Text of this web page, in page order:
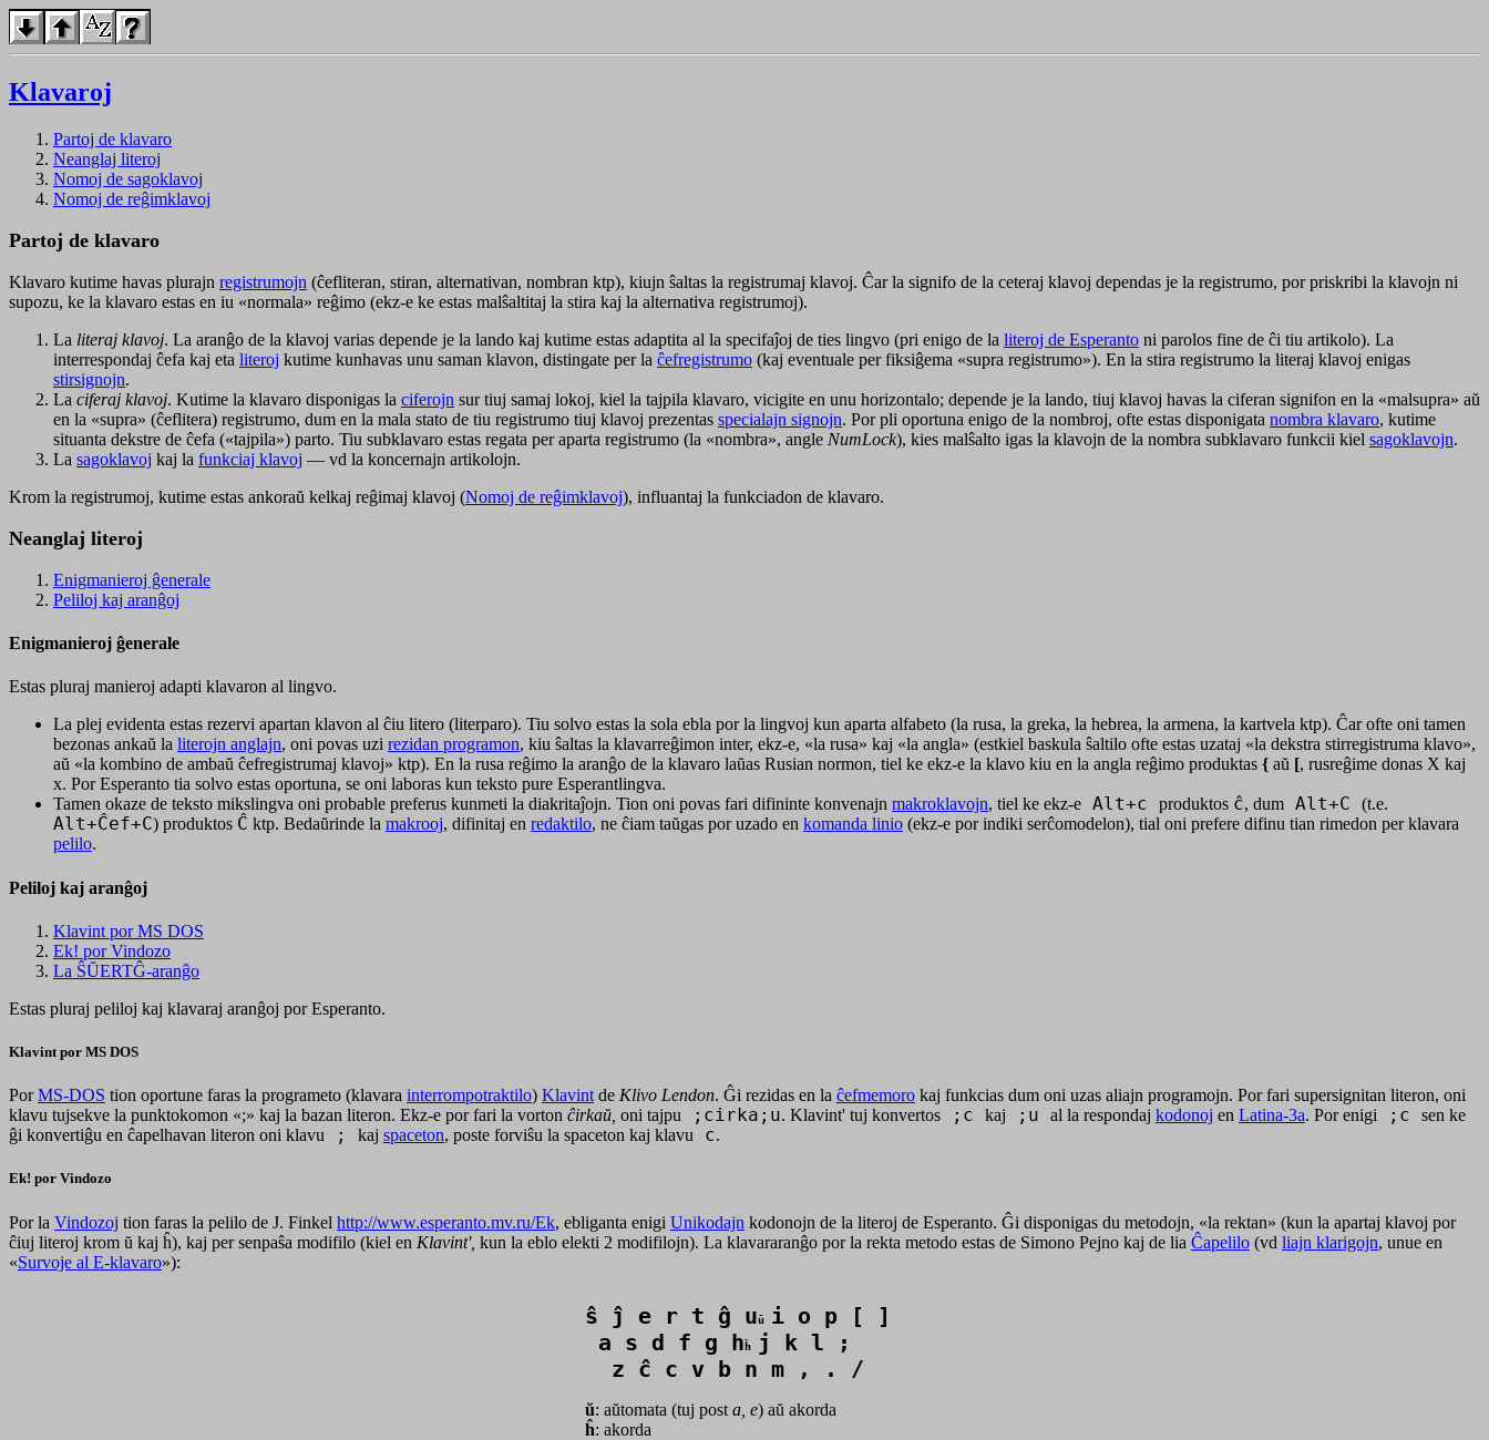
Klavaroj
Partoj de klavaro
Neanglaj literoj
Nomoj de sagoklavoj
Nomoj de reĝimklavoj
Partoj de klavaro
Klavaro kutime havas plurajn registrumojn (ĉefliteran, stiran, alternativan, nombran ktp), kiujn ŝaltas la registrumaj klavoj. Ĉar la signifo de la ceteraj klavoj dependas je la registrumo, por priskribi la klavojn ni
supozu, ke la klavaro estas en iu «normala» reĝimo (ekz-e ke estas malŝaltitaj la stira kaj la alternativa registrumoj).
La literaj klavoj. La aranĝo de la klavoj varias depende je la lando kaj kutime estas adaptita al la specifaĵoj de ties lingvo (pri enigo de la literoj de Esperanto ni parolos fine de ĉi tiu artikolo). La
interrespondaj ĉefa kaj eta literoj kutime kunhavas unu saman klavon, distingate per la ĉefregistrumo (kaj eventuale per fiksiĝema «supra registrumo»). En la stira registrumo la literaj klavoj enigas
stirsignojn.
La ciferaj klavoj. Kutime la klavaro disponigas la ciferojn sur tiuj samaj lokoj, kiel la tajpila klavaro, vicigite en unu horizontalo; depende je la lando, tiuj klavoj havas la ciferan signifon en la «malsupra» aŭ
en la «supra» (ĉeflitera) registrumo, dum en la mala stato de tiu registrumo tiuj klavoj prezentas specialajn signojn. Por pli oportuna enigo de la nombroj, ofte estas disponigata nombra klavaro, kutime
situanta dekstre de ĉefa («tajpila») parto. Tiu subklavaro estas regata per aparta registrumo (la «nombra», angle NumLock), kies malŝalto igas la klavojn de la nombra subklavaro funkcii kiel sagoklavojn.
La sagoklavoj kaj la funkciaj klavoj — vd la koncernajn artikolojn.
Krom la registrumoj, kutime estas ankoraŭ kelkaj reĝimaj klavoj (Nomoj de reĝimklavoj), influantaj la funkciadon de klavaro.
Neanglaj literoj
Enigmanieroj ĝenerale
Peliloj kaj aranĝoj
Enigmanieroj ĝenerale
Estas pluraj manieroj adapti klavaron al lingvo.
La plej evidenta estas rezervi apartan klavon al ĉiu litero (literparo). Tiu solvo estas la sola ebla por la lingvoj kun aparta alfabeto (la rusa, la greka, la hebrea, la armena, la kartvela ktp). Ĉar ofte oni tamen
bezonas ankaŭ la literojn anglajn, oni povas uzi rezidan programon, kiu ŝaltas la klavarreĝimon inter, ekz-e, «la rusa» kaj «la angla» (estkiel baskula ŝaltilo ofte estas uzataj «la dekstra stirregistruma klavo»,
aŭ «la kombino de ambaŭ ĉefregistrumaj klavoj» ktp). En la rusa reĝimo la aranĝo de la klavaro laŭas Rusian normon, tiel ke ekz-e la klavo kiu en la angla reĝimo produktas { aŭ [, rusreĝime donas X kaj
x. Por Esperanto tia solvo estas oportuna, se oni laboras kun teksto pure Esperantlingva.
Tamen okaze de teksto mikslingva oni probable preferus kunmeti la diakritaĵojn. Tion oni povas fari difininte konvenajn makroklavojn, tiel ke ekz-e Alt+c produktos ĉ, dum Alt+C (t.e.
Alt+Ĉef+C) produktos Ĉ ktp. Bedaŭrinde la makrooj, difinitaj en redaktilo, ne ĉiam taŭgas por uzado en komanda linio (ekz-e por indiki serĉomodelon), tial oni prefere difinu tian rimedon per klavara
pelilo.
Peliloj kaj aranĝoj
Klavint por MS DOS
Ek! por Vindozo
La ŜŬERTĜ-aranĝo
Estas pluraj peliloj kaj klavaraj aranĝoj por Esperanto.
Klavint por MS DOS
PorMS-DOS tion oportune faras la programeto (klavara interrompotraktilo) Klavint de Klivo Lendon. Ĝi rezidas en la ĉefmemoro kaj funkcias dum oni uzas aliajn programojn. Por fari supersignitan literon, oni
klavu tujsekve la punktokomon «;» kaj la bazan literon. Ekz-e por fari la vorton ĉirkaŭ, oni tajpu ;cirka;u. Klavint' tuj konvertos ;c kaj ;u al la respondaj kodonoj en Latina-3a. Por enigi ;c sen ke
ĝi konvertiĝu en ĉapelhavan literon oni klavu ; kaj spaceton, poste forviŝu la spaceton kaj klavu c.
Ek! por Vindozo
Por la Vindozoj tion faras la pelilo de J. Finkel http://www.esperanto.mv.ru/Ek, ebliganta enigi Unikodajn kodonojn de la literoj de Esperanto. Ĝi disponigas du metodojn, «la rektan» (kun la apartaj klavoj por
ĉiuj literoj krom ŭ kaj ĥ), kaj per senpaŝa modifilo (kiel en Klavint', kun la eblo elekti 2 modifilojn). La klavararanĝo por la rekta metodo estas de Simono Pejno kaj de lia Ĉapelilo (vd liajn klarigojn, unue en
«Survoje al E-klavaro»):
ŝ ĵ e r t ĝ uŭ i o p [ ]
a s d f g h ĥ
j k l ;
  z ĉ c v b n m , . /
ŭ: aŭtomata (tuj post a, e) aŭ akorda
ĥ: akorda